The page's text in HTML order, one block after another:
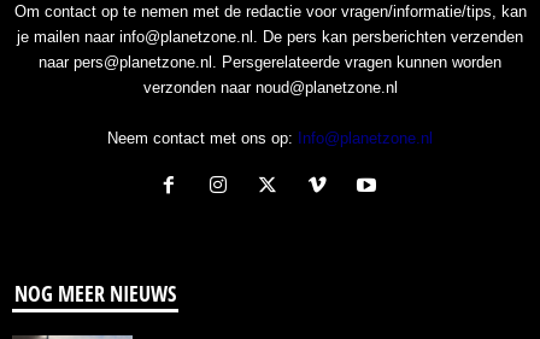
Om contact op te nemen met de redactie voor vragen/informatie/tips, kan
je mailen naar info@planetzone.nl. De pers kan persberichten verzenden
naar pers@planetzone.nl. Persgerelateerde vragen kunnen worden
verzonden naar noud@planetzone.nl
Neem contact met ons op: Info@planetzone.nl
NOG MEER NIEUWS